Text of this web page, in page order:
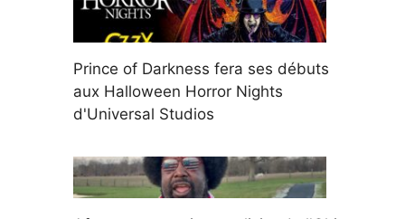
Prince of Darkness fera ses débuts
aux Halloween Horror Nights
d'Universal Studios